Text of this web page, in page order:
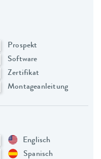
Prospekt
Software
Zertifikat
Montageanleitung
Englisch
Spanisch